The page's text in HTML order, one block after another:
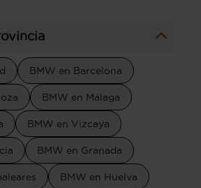
BMW en Barcelona
BMW en Málaga
BMW en Vizcaya
BMW en Granada
BMW en Huelva